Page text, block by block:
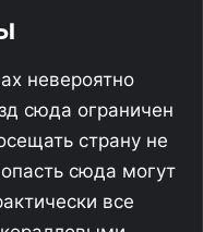
невероятно
сюда ограничен
страну не
сюда могут
все